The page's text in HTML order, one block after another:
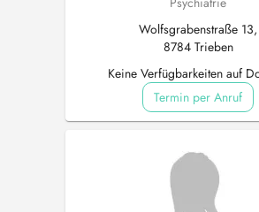
Wolfsgrabenstraße 13,
8784 Trieben
Keine Verfügbarkeiten auf
Termin per Anruf